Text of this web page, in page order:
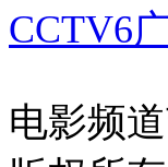
CCTV6
电影频